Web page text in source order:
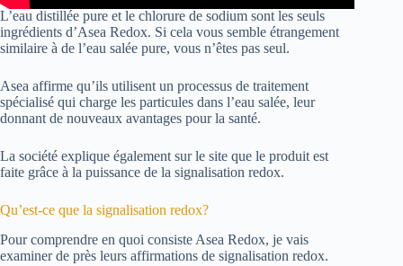
L’eau distillée pure et le chlorure de sodium sont les seuls
ingrédients d’Asea Redox. Si cela vous semble étrangement
similaire à de l’eau salée pure, vous n’êtes pas seul.
Asea affirme qu’ils utilisent un processus de traitement
spécialisé qui charge les particules dans l’eau salée, leur
donnant de nouveaux avantages pour la santé.
La société explique également sur le site que le produit est
faite grâce à la puissance de la signalisation redox.
Qu’est-ce que la signalisation redox?
Pour comprendre en quoi consiste Asea Redox, je vais
examiner de près leurs affirmations de signalisation redox.